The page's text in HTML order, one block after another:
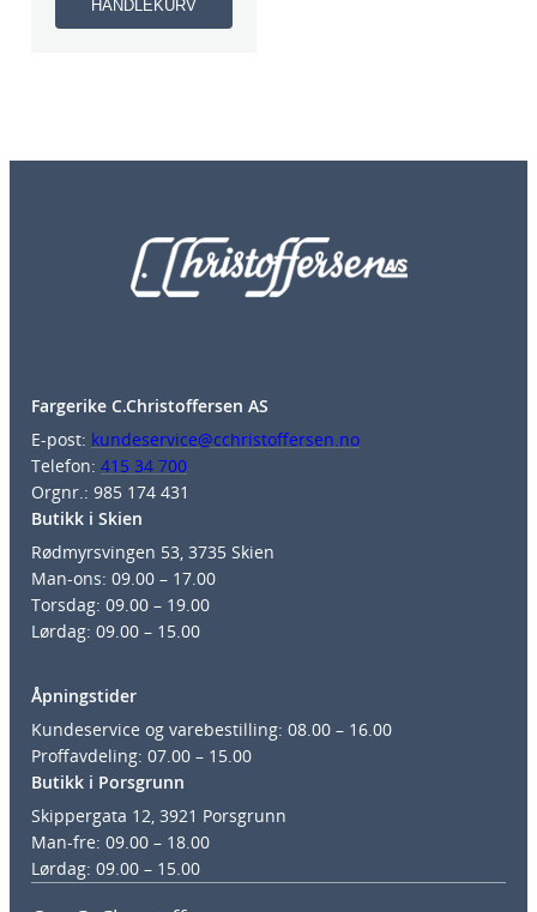
HANDLEKURV
Fargerike C.Christoffersen AS
E-post: kundeservice@cchristoffersen.no
Telefon: 415 34 700
Orgnr.: 985 174 431
Butikk i Skien
Rødmyrsvingen 53, 3735 Skien
Man-ons: 09.00 – 17.00
Torsdag: 09.00 – 19.00
Lørdag: 09.00 – 15.00
Åpningstider
Kundeservice og varebestilling: 08.00 – 16.00
Proffavdeling: 07.00 – 15.00
Butikk i Porsgrunn
Skippergata 12, 3921 Porsgrunn
Man-fre: 09.00 – 18.00
Lørdag: 09.00 – 15.00